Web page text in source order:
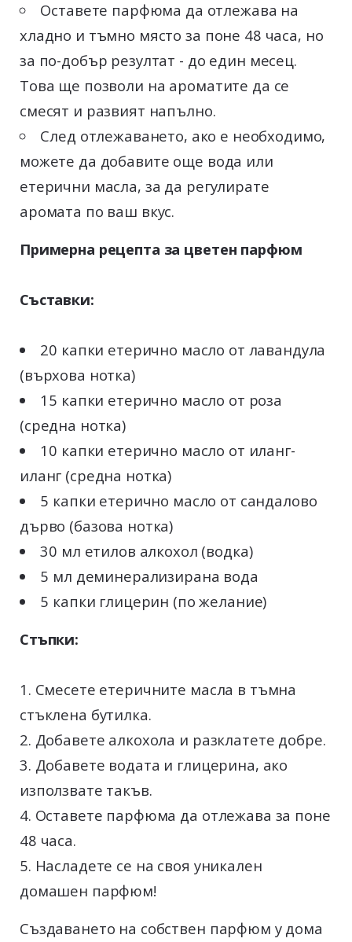
Оставете парфюма да отлежава на
хладно и тъмно място за поне 48 часа, но
за по-добър резултат - до един месец.
Това ще позволи на ароматите да се
смесят и развият напълно.
След отлежаването, ако е необходимо,
можете да добавите още вода или
етерични масла, за да регулирате
аромата по ваш вкус.
Примерна рецепта за цветен парфюм
Съставки:
20 капки етерично масло от лавандула
(върхова нотка)
15 капки етерично масло от роза
(средна нотка)
10 капки етерично масло от иланг-
иланг (средна нотка)
5 капки етерично масло от сандалово
дърво (базова нотка)
30 мл етилов алкохол (водка)
5 мл деминерализирана вода
5 капки глицерин (по желание)
Стъпки:
Смесете етеричните масла в тъмна
стъклена бутилка.
Добавете алкохола и разклатете добре.
Добавете водата и глицерина, ако
използвате такъв.
Оставете парфюма да отлежава за поне
48 часа.
Насладете се на своя уникален
домашен парфюм!
Създаването на собствен парфюм у дома